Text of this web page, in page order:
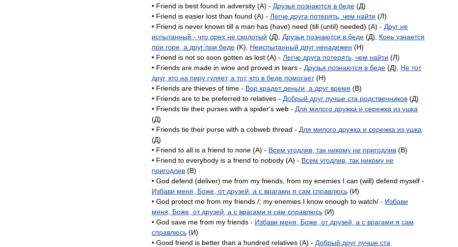
• Friend is best found in adversity (A) - Друзья познаются в беде (Д)
• Friend is easier lost than found (A) - Легче друга потерять чем найти (Л)
• Friend is never known till a man has (have) need (till (until) needed) (A) - Друг не
испытанный - что орех не сколотый (Д), Друзья познаются в беде (Д), Конь узнается
при горе а друг при беде (K), Неиспытанный друг ненадежен (H)
• Friend is not so soon gotten as lost (А) - Легче друга потерять чем найти (Л)
• Friends are made in wine and proved in tears - Друзья познаются в беде (Д), Не тот
друг, кто на пиру гуляет, а тот, кто в беде помогает(H)
• Friends are thieves of time - Вор крадет деньги а друг время (B)
• Friends are to be preferred to relatives - Добрый друг лучше ста родственников (Д)
• Friends tie their purses with a spider's web - Для милого дружка и сережка из ушка
(Д)
• Friends tie their purse with a cobweb thread - Для милого дружка и сережка из ушка
(Д)
• Friend to all is a friend to none (A) - Всем угодлив так никому не пригодлив (B)
• Friend to everybody is a friend to nobody (A) - Всем угодлив так никому не
пригодлив (B)
• God defend (deliver) me from my friends from my enemies I can (will) defend myself -
Избави меня Боже от друзей а с врагами я сам справлюсь (И)
• God protect me from my friends /; my enemies I know enough to watch/ - Избави
меня
Боже от друзей а с врагами я сам справлюсь (И)
• God save me from my friends - Избави меня Боже от друзей а с врагами я сам
справлюсь (И)
• Good friend is better than a hundred relatives (A) - Добрый друг лучше ста